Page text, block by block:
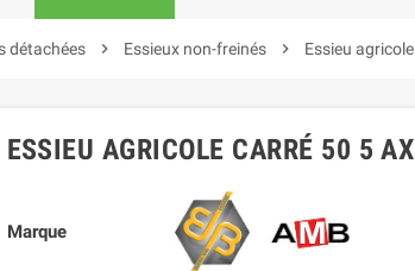
détachées chevron_right Essieux non-freinés chevron_right Essieu
ESSIEU AGRICOLE CARRÉ 50 5
Marque